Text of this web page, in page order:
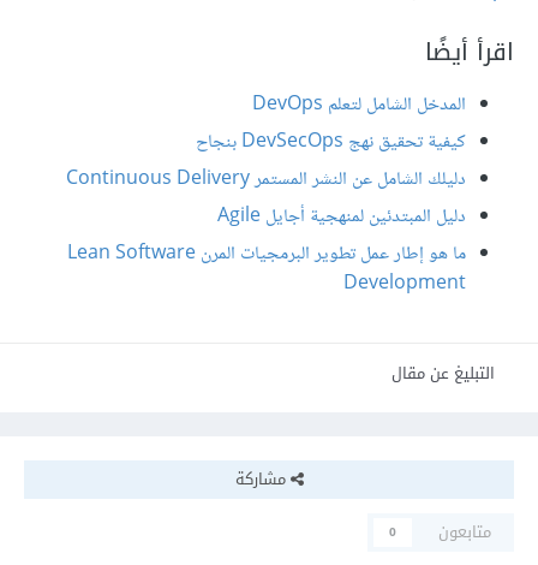
اقرأ أيضًا
المدخل الشامل لتعلم DevOps
كيفية تحقيق نهج DevSecOps بنجاح
دليلك الشامل عن النشر المستمر Continuous Delivery
دليل المبتدئين لمنهجية أجايل Agile
ما هو إطار عمل تطوير البرمجيات المرن Lean Software
Development
التبليغ عن مقال
مشاركة
متابعون
0